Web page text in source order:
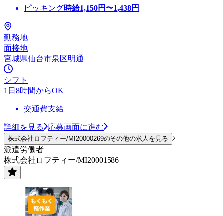
ピッキング時給1,150円〜1,438円
勤務地
面接地
宮城県仙台市泉区明通
シフト
1日8時間からOK
交通費支給
詳細を見る 応募画面に進む
株式会社ロフティー/MI20000269のその他の求人を見る
派遣労働者
株式会社ロフティー/MI20001586